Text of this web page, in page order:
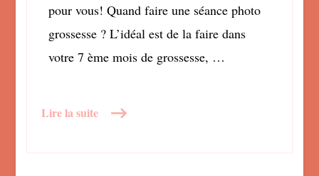
pour vous! Quand faire une séance photo
grossesse ? L’idéal est de la faire dans
votre 7 ème mois de grossesse, …
Lire la suite